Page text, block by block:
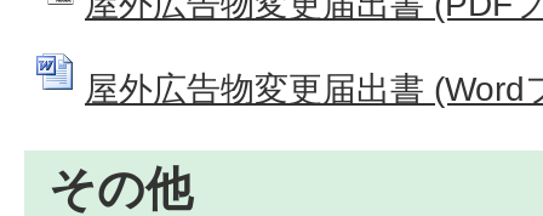
屋外広告物変更届出書
その他